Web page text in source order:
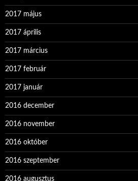
2017 május
2017 április
2017 március
2017 február
2017 január
2016 december
2016 november
2016 október
2016 szeptember
2016 augusztus